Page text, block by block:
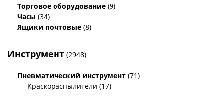
Торговое оборудование (9)
Часы (34)
Ящики почтовые (8)
Инструмент (2948)
Пневматический инструмент (71)
Краскораспылители (17)